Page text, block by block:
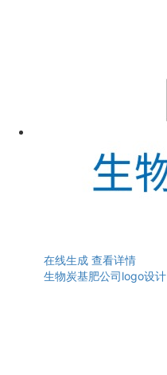
在线生成 查看详情
生物炭基肥公司logo设计